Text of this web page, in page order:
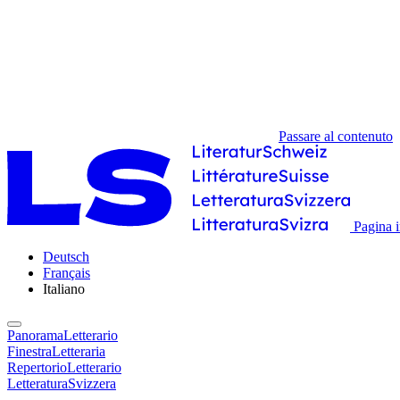
Passare al contenuto
Pagina
Deutsch
Français
Italiano
PanoramaLetterario
FinestraLetteraria
RepertorioLetterario
LetteraturaSvizzera